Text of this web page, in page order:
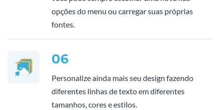
opções do menu ou carregar suas próprias
fontes.
06
Personalize ainda mais seu design fazendo
diferentes linhas de texto em diferentes
tamanhos, cores e estilos.